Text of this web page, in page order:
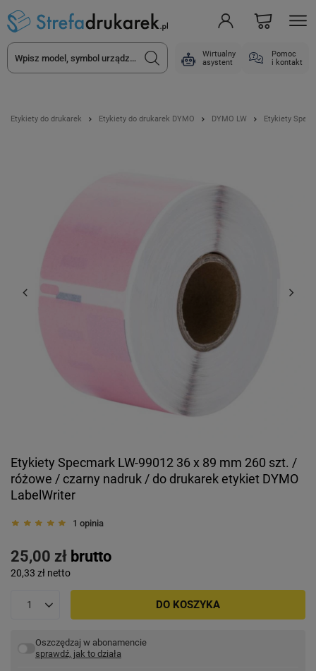
Wirtualny
asystent
Pomoc
i kontakt
Etykiety do drukarek Etykiety do drukarek DYMO DYMO LW Etykiety
Etykiety Specmark LW-99012 36 x 89 mm 260 szt. /
różowe / czarny nadruk / do drukarek etykiet DYMO
LabelWriter
1 opinia
25,00 zł brutto
20,33 zł netto
DO KOSZYKA
Oszczędzaj w abonamencie
sprawdź, jak to działa